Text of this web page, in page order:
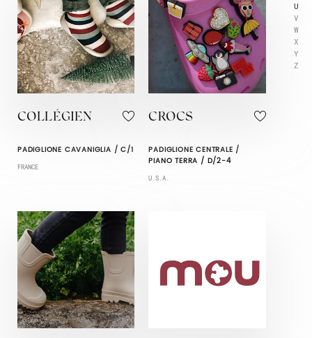
U
V
W
X
Y
Z
COLLÉGIEN
PADIGLIONE CAVANIGLIA / C/1
FRANCE
CROCS
PADIGLIONE CENTRALE /
PIANO TERRA / D/2-4
U.S.A.